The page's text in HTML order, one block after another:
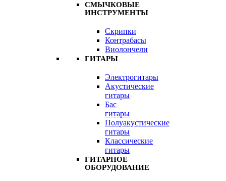
СМЫЧКОВЫЕ
ИНСТРУМЕНТЫ
Скрипки
Контрабасы
Виолончели
ГИТАРЫ
Электрогитары
Акустические
гитары
Бас
гитары
Полуакустические
гитары
Классические
гитары
ГИТАРНОЕ
ОБОРУДОВАНИЕ